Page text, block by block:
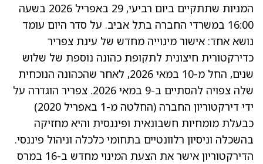
המניות שתתקיים ביום רביעי, 29 באפריל 2026 בשעה
16:00 במשרדי החברה בתל אביב. על סדר היום עומד
נושא אחד: אישור מינוייה מחדש של עינת צפריר
כדירקטורית חיצונית לתקופת כהונה נוספת של שלוש
שנים, החל מ-10 במאי 2026, לאחר שהכהונה הנוכחית
שלה צפויה להסתיים ב-9 במאי 2026. צפריר הוגדרה על
ידי דירקטוריון החברה (החלטה מ-1 באפריל 2020)
כבעלת מומחיות חשבונאית ופיננסית והיא מחזיקה
בהשכלה וניסיון רלוונטיים בתחומי כלכלה וניהול פיננסי.
הדירקטוריון אישר את הצעת המינוי מחדש ב-16 במרס